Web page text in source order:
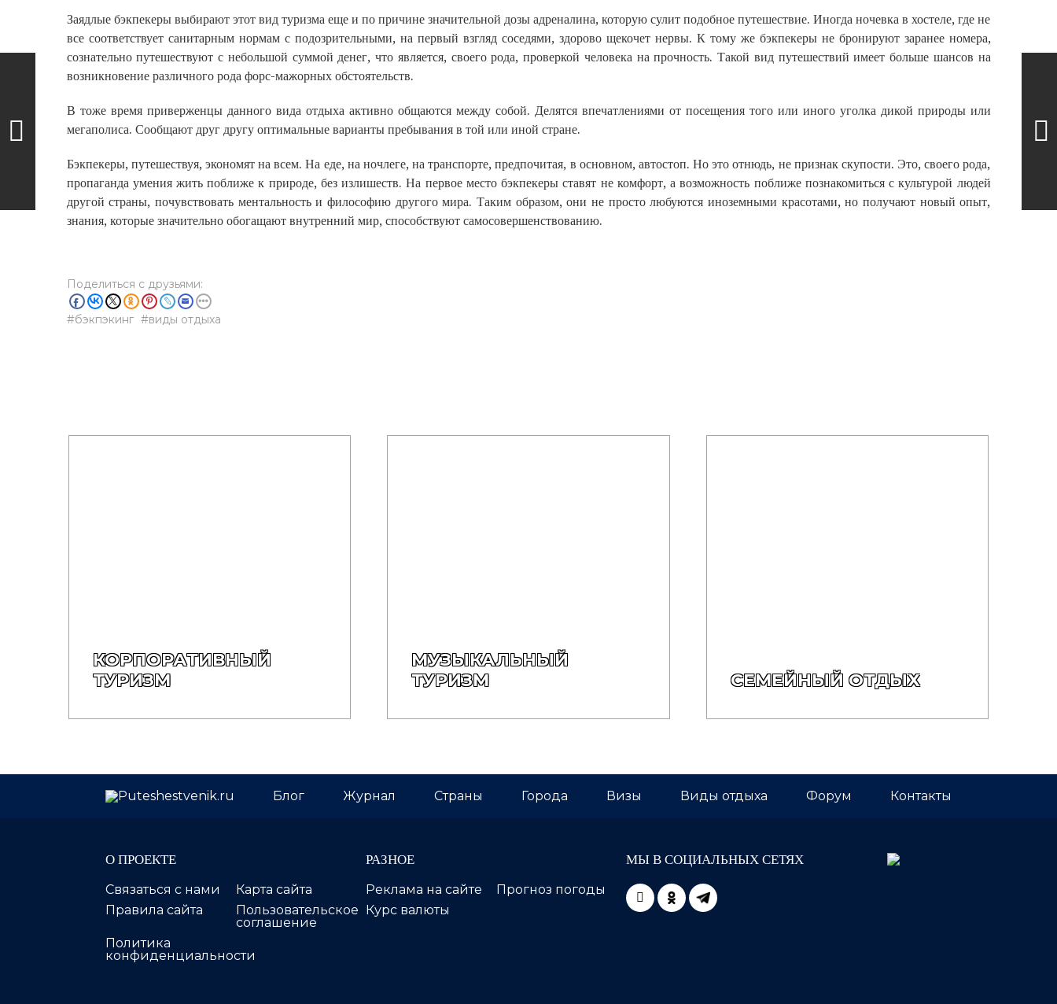
Заядлые бэкпекеры выбирают этот вид туризма еще и по причине значительной дозы адреналина, которую сулит подобное путешествие. Иногда ночевка в хостеле, где не
все соответствует санитарным нормам с подозрительными, на первый взгляд соседями, здорово щекочет нервы. К тому же бэкпекеры не бронируют заранее номера,
сознательно путешествуют с небольшой суммой денег, что является, своего рода, проверкой человека на прочность. Такой вид путешествий имеет больше шансов на
возникновение различного рода форс-мажорных обстоятельств.
В тоже время приверженцы данного вида отдыха активно общаются между собой. Делятся впечатлениями от посещения того или иного уголка дикой природы или
мегаполиса. Сообщают друг другу оптимальные варианты пребывания в той или иной стране.
Бэкпекеры, путешествуя, экономят на всем. На еде, на ночлеге, на транспорте, предпочитая, в основном, автостоп. Но это отнюдь, не признак скупости. Это, своего рода,
пропаганда умения жить поближе к природе, без излишеств. На первое место бэкпекеры ставят не комфорт, а возможность поближе познакомиться с культурой людей
другой страны, почувствовать ментальность и философию другого мира. Таким образом, они не просто любуются иноземными красотами, но получают новый опыт,
знания, которые значительно обогащают внутренний мир, способствуют самосовершенствованию.
Поделиться с друзьями:
бэкпэкинг виды отдыха
КОРПОРАТИВНЫЙ
ТУРИЗМ
МУЗЫКАЛЬНЫЙ
ТУРИЗМ
СЕМЕЙНЫЙ ОТДЫХ
Блог Журнал Страны Города Визы Виды отдыха Форум Контакты
О ПРОЕКТЕ
Связаться с нами
Карта сайта
Правила сайта
Пользовательское
соглашение
Политика
конфиденциальности
РАЗНОЕ
Реклама на сайте
Прогноз погоды
Курс валюты
МЫ В СОЦИАЛЬНЫХ СЕТЯХ